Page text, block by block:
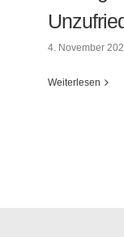
4. November
Weiterlesen